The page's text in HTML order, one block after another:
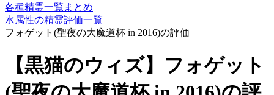
各種精霊一覧まとめ
水属性の精霊評価一覧
フォゲット(聖夜の大魔道杯 in 2016)の評価
【黒猫のウィズ】フォゲット